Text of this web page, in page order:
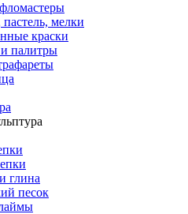
мелки
краски
палитры
глина
песок